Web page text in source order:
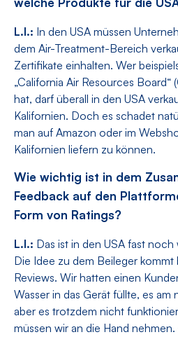
L.I.: In den USA müssen
dem Air-Treatment-Bereich
Zertifikate einhalten. Wer
„California Air Resources
hat, darf überall in den USA
Kalifornien. Doch es schadet
man auf Amazon oder im
Kalifornien liefern zu können.
Wie wichtig ist in dem
Feedback auf den
Form von Ratings?
L.I.: Das ist in den USA fast
Die Idee zu dem Beileger kommt
Reviews. Wir hatten einen
Wasser in das Gerät füllte, es am
aber es trotzdem nicht
müssen wir an die Hand